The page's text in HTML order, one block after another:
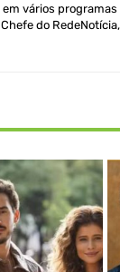
vários programas
do